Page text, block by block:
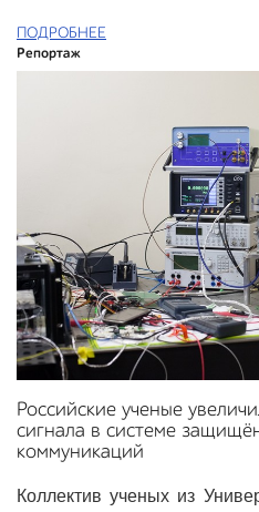
ПОДРОБНЕЕ
Репортаж
Российские ученые
сигнала в системе
коммуникаций
Коллектив ученых из